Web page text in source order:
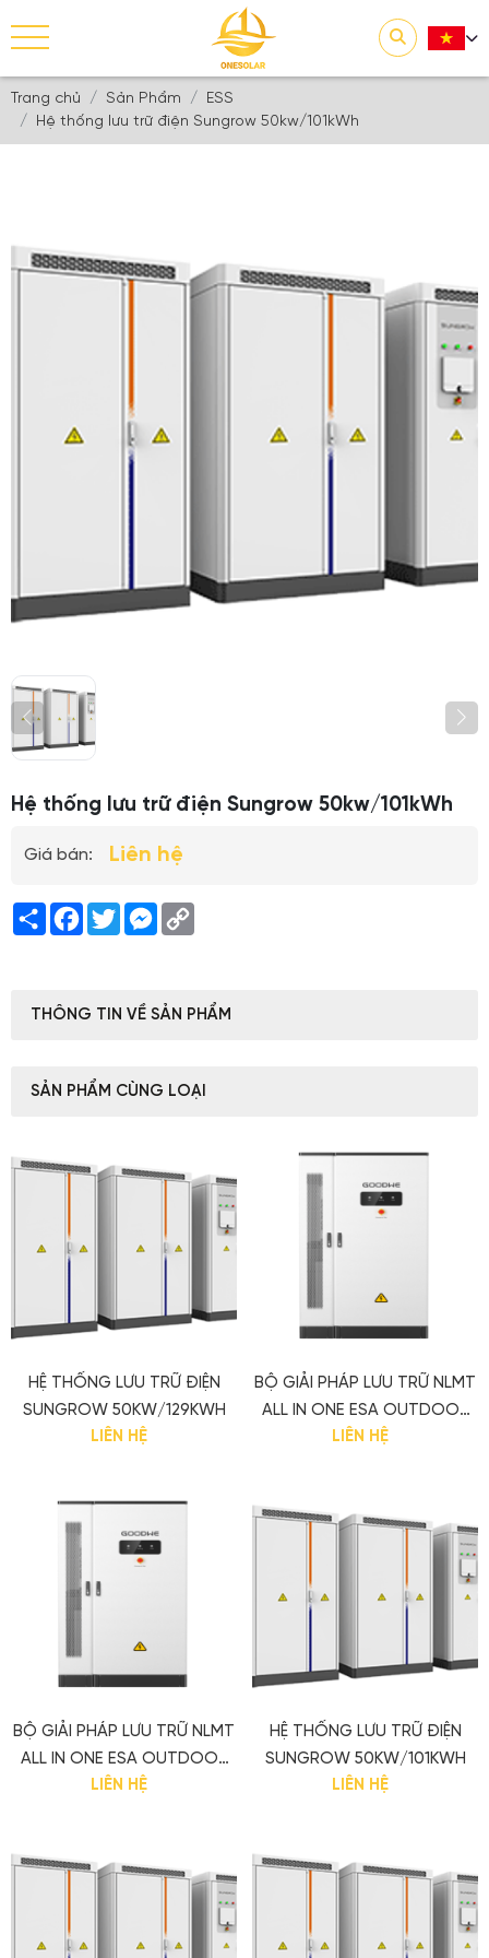
Trang chủ Sản Phẩm
ESS
Hệ thống lưu trữ điện Sungrow 50kw/101kWh
Hệ thống lưu trữ điện Sungrow 50kw/101kWh
Giá bán: Liên hệ
ShareFacebook
TwitterMessenger
THÔNG TIN VỀ SẢN PHẨM
SẢN PHẨM CÙNG LOẠI
HỆ THỐNG LƯU TRỮ ĐIỆN
SUNGROW 50KW/129KWH
LIÊN HỆ
BỘ GIẢI PHÁP LƯU TRỮ NLMT
ALL IN ONE ESA OUTDOOR
CABINET 30KW/60KWH
LIÊN HỆ
BỘ GIẢI PHÁP LƯU TRỮ NLMT
ALL IN ONE ESA OUTDOOR
CABINET 50KW/100KWH
LIÊN HỆ
HỆ THỐNG LƯU TRỮ ĐIỆN
SUNGROW 50KW/101KWH
LIÊN HỆ